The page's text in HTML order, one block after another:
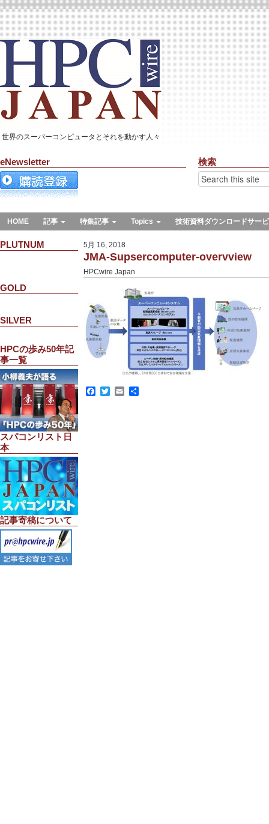
世界のスーパーコンピュータとそれを動かす人々
eNewsletter 検索
HOME 記事 特集記事 Topics 技術資料ダウンロードサー
PLUTNUM
GOLD
SILVER
HPCの歩み50年記
事一覧
スパコンリスト日
本
記事寄稿について
5月 16, 2018
JMA-Supsercomputer-overvview
HPCwire Japan
Facebook
TwitterEmail
共